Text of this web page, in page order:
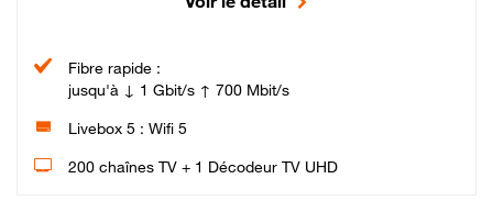
Fibre rapide :
jusqu'à ↓ 1 Gbit/s ↑ 700 Mbit/s
Livebox 5 : Wifi 5
200 chaînes TV + 1 Décodeur TV UHD